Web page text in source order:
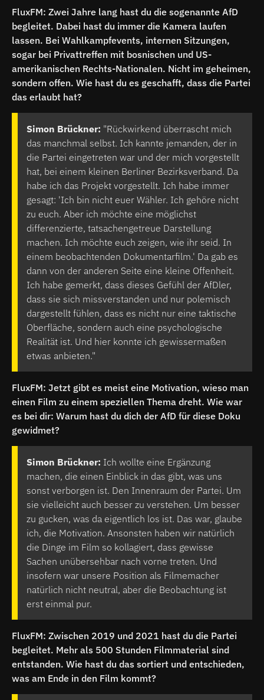
FluxFM: Zwei Jahre lang hast du die sogenannte AfD
begleitet. Dabei hast du immer die Kamera laufen
lassen. Bei Wahlkampfevents, internen Sitzungen,
sogar bei Privattreffen mit bosnischen und US-
amerikanischen Rechts-Nationalen. Nicht im geheimen,
sondern offen. Wie hast du es geschafft, dass die Partei
das erlaubt hat?
Simon Brückner: "Rückwirkend überrascht mich
das manchmal selbst. Ich kannte jemanden, der in
die Partei eingetreten war und der mich vorgestellt
hat, bei einem kleinen Berliner Bezirksverband. Da
habe ich das Projekt vorgestellt. Ich habe immer
gesagt: 'Ich bin nicht euer Wähler. Ich gehöre nicht
zu euch. Aber ich möchte eine möglichst
differenzierte, tatsachengetreue Darstellung
machen. Ich möchte euch zeigen, wie ihr seid. In
einem beobachtenden Dokumentarfilm.' Da gab es
dann von der anderen Seite eine kleine Offenheit.
Ich habe gemerkt, dass dieses Gefühl der AfDler,
dass sie sich missverstanden und nur polemisch
dargestellt fühlen, dass es nicht nur eine taktische
Oberfläche, sondern auch eine psychologische
Realität ist. Und hier konnte ich gewissermaßen
etwas anbieten."
FluxFM: Jetzt gibt es meist eine Motivation, wieso man
einen Film zu einem speziellen Thema dreht. Wie war
es bei dir: Warum hast du dich der AfD für diese Doku
gewidmet?
Simon Brückner: Ich wollte eine Ergänzung
machen, die einen Einblick in das gibt, was uns
sonst verborgen ist. Den Innenraum der Partei. Um
sie vielleicht auch besser zu verstehen. Um besser
zu gucken, was da eigentlich los ist. Das war, glaube
ich, die Motivation. Ansonsten haben wir natürlich
die Dinge im Film so kollagiert, dass gewisse
Sachen unübersehbar nach vorne treten. Und
insofern war unsere Position als Filmemacher
natürlich nicht neutral, aber die Beobachtung ist
erst einmal pur.
FluxFM: Zwischen 2019 und 2021 hast du die Partei
begleitet. Mehr als 500 Stunden Filmmaterial sind
entstanden. Wie hast du das sortiert und entschieden,
was am Ende in den Film kommt?